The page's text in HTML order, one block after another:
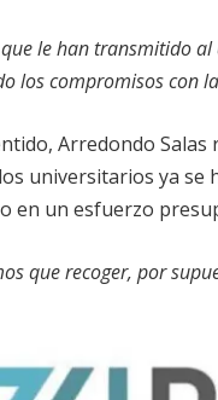
que le han transmitido
los compromisos con
Arredondo
universitarios ya se
en un esfuerzo
que recoger, por